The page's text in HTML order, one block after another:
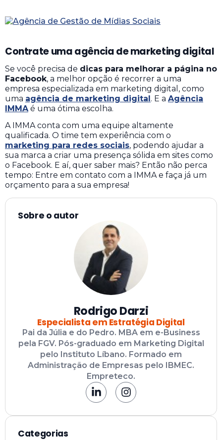
Contrate uma agência de marketing digital
Se você precisa de dicas para melhorar a página no
Facebook, a melhor opção é recorrer a uma
empresa especializada em marketing digital, como
uma agência de marketing digital. E a Agência
IMMA é uma ótima escolha.
A IMMA conta com uma equipe altamente
qualificada. O time tem experiência com o
marketing para redes sociais, podendo ajudar a
sua marca a criar uma presença sólida em sites como
o Facebook. E aí, quer saber mais? Então não perca
tempo: Entre em contato com a IMMA e faça já um
orçamento para a sua empresa!
Sobre o autor
Rodrigo Darzi
Especialista em Estratégia Digital
Pai da Júlia e do Pedro. MBA em e-Business
pela FGV. Pós-graduado em Marketing Digital
pelo Instituto Líbano. Formado em
Administração de Empresas pelo IBMEC.
Empreteco.
Categorias